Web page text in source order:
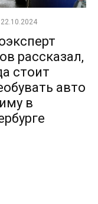
22.10.2024
рассказал,
стоит
авто
в